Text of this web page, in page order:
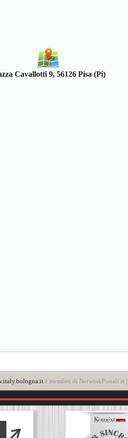
Cavallotti 9, 56126 Pisa (Pi)
è membro di NetworkPortali.it